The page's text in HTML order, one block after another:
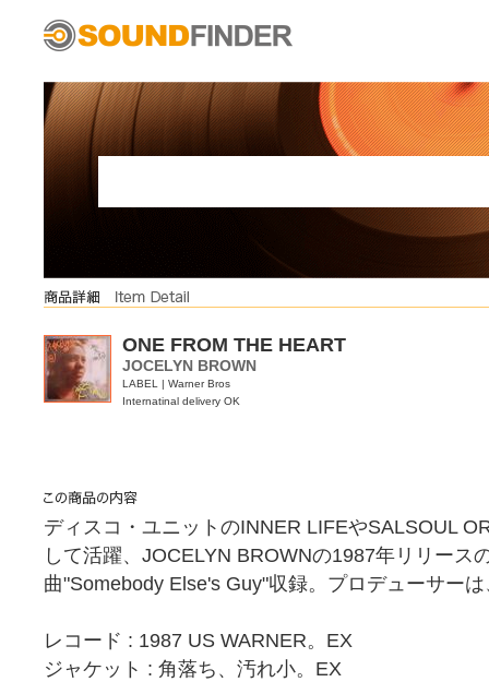
ONE FROM THE HEART
JOCELYN BROWN
LABEL | Warner Bros
Internatinal delivery OK
ディスコ・ユニットのINNER LIFEやSALSOUL
して活躍、JOCELYN BROWNの1987年リリース
曲"Somebody Else's Guy"収録。プロデューサー
レコード : 1987 US WARNER。EX
ジャケット : 角落ち、汚れ小。EX